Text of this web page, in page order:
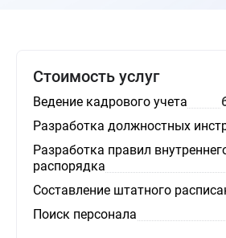
Стоимость услуг
Ведение кадрового учета
Разработка должностных
Разработка правил
распорядка
Составление штатного
Поиск персонала